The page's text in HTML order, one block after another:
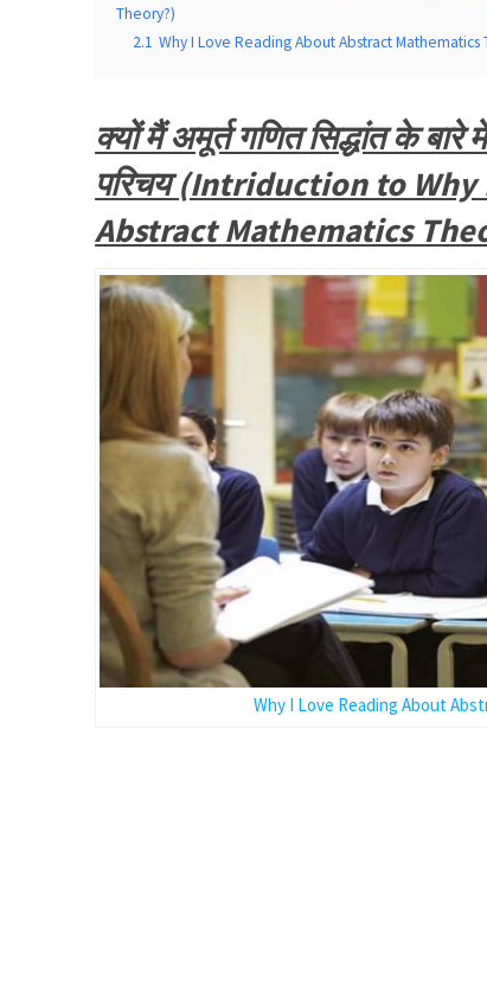
Theory?)
2.1 Why I Love Reading About Abstract Mathematics
क्यों मैं अमूर्त गणित सिद्धांत के बारे
परिचय (Intriduction to
Abstract Mathematics
Why I Love Reading About